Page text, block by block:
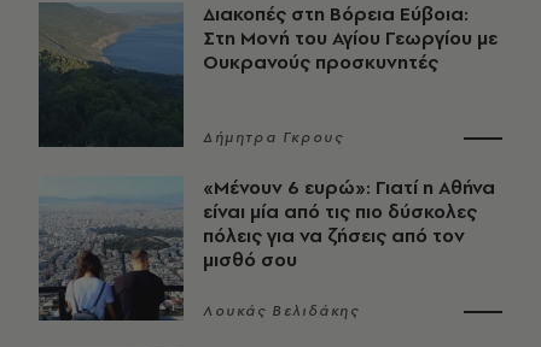
Διακοπές στη Βόρεια Εύβοια:
Στη Μονή του Αγίου Γεωργίου με
Ουκρανούς προσκυνητές
Δήμητρα Γκρους
«Μένουν 6 ευρώ»: Γιατί η Αθήνα
είναι μία από τις πιο δύσκολες
πόλεις για να ζήσεις από τον
μισθό σου
Λουκάς Βελιδάκης